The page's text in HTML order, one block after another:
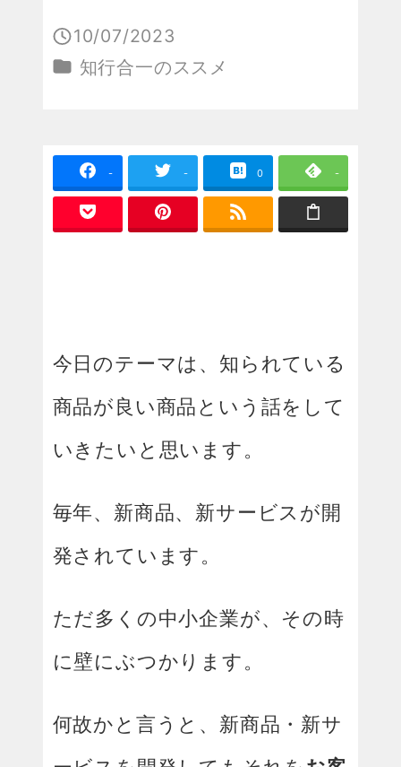
投稿日
10/07/2023
カテゴリー
知行合一のススメ
- - 0 -
今日のテーマは、知られている
商品が良い商品という話をして
いきたいと思います。
毎年、新商品、新サービスが開
発されています。
ただ多くの中小企業が、その時
に壁にぶつかります。
何故かと言うと、新商品・新サ